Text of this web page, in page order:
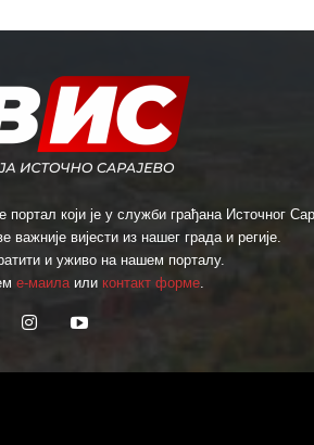
који је у служби грађана Источног
вијести из нашег града и регије.
и уживо на нашем порталу.
е-маилаили контакт форме.